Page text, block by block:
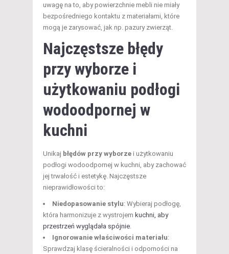
uwagę na to, aby powierzchnie mebli nie miały
bezpośredniego kontaktu z materiałami, które
mogą je zarysować, jak np. pazury zwierząt.
Najczęstsze błędy
przy wyborze i
użytkowaniu podłogi
wodoodpornej w
kuchni
Unikaj błędów przy wyborze i użytkowaniu
podłogi wodoodpornej w kuchni, aby zachować
jej trwałość i estetykę. Najczęstsze
nieprawidłowości to:
Niedopasowanie stylu: Wybieraj podłogę,
która harmonizuje z wystrojem kuchni, aby
przestrzeń wyglądała spójnie
Ignorowanie właściwości materiału:
Sprawdzaj klasę ścieralności i odporności na